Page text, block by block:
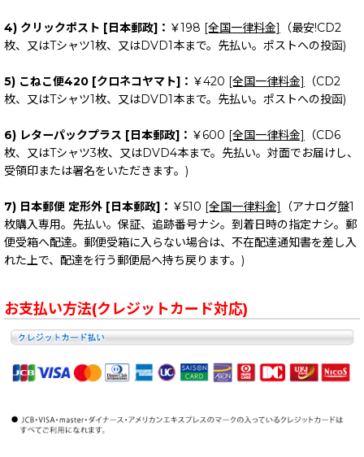
4) クリックポスト [日本郵政]： ￥198 [全国一律料金]
（最安!CD2
枚、又はTシャツ1枚、又はDVD1本まで。先払い。ポストへの投函)
5) こねこ便420 [クロネコヤマト]： ￥420 [全国一律料金]
（CD2
枚、又はTシャツ1枚、又はDVD1本まで。先払い。ポストへの投函)
6) レターパックプラス [日本郵政]： ￥600 [全国一律料金]
（CD6
枚、又はTシャツ3枚、又はDVD4本まで。先払い。対面でお届けし、
受領印または署名をいただきます。)
7) 日本郵便 定形外 [日本郵政]： ￥510 [全国一律料金]
（アナログ盤1
枚購入専用。先払い。保証、追跡番号ナシ。到着日時の指定ナシ。郵
便受箱へ配達。郵便受箱に入らない場合は、不在配達通知書を差し入
れた上で、配達を行う郵便局へ持ち戻ります。)
お支払い方法(クレジットカード対応)